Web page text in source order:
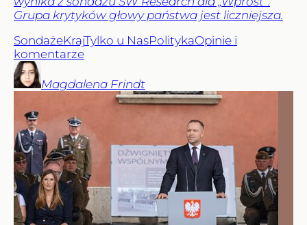
Grupa krytyków głowy państwa jest liczniejsza.
SondażeKrajTylko u NasPolitykaOpinie i
komentarze
Magdalena Frindt